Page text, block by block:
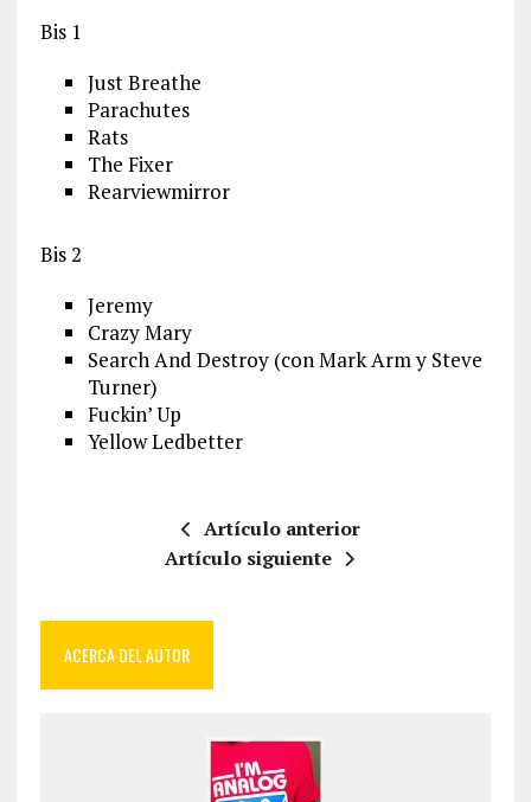
Bis 1
Just Breathe
Parachutes
Rats
The Fixer
Rearviewmirror
Bis 2
Jeremy
Crazy Mary
Search And Destroy (con Mark Arm y Steve
Turner)
Fuckin’ Up
Yellow Ledbetter
Artículo anterior
Artículo siguiente
ACERCA DEL AUTOR